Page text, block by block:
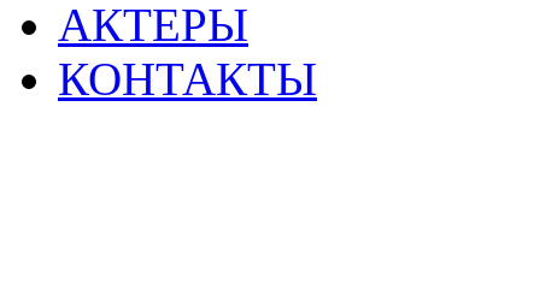
АКТЕРЫ
КОНТАКТЫ